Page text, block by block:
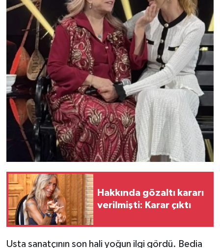
Hakkında gözaltı kararı
verilmişti: Karar çıktı
Usta sanatçının son hali yoğun ilgi gördü. Bedia